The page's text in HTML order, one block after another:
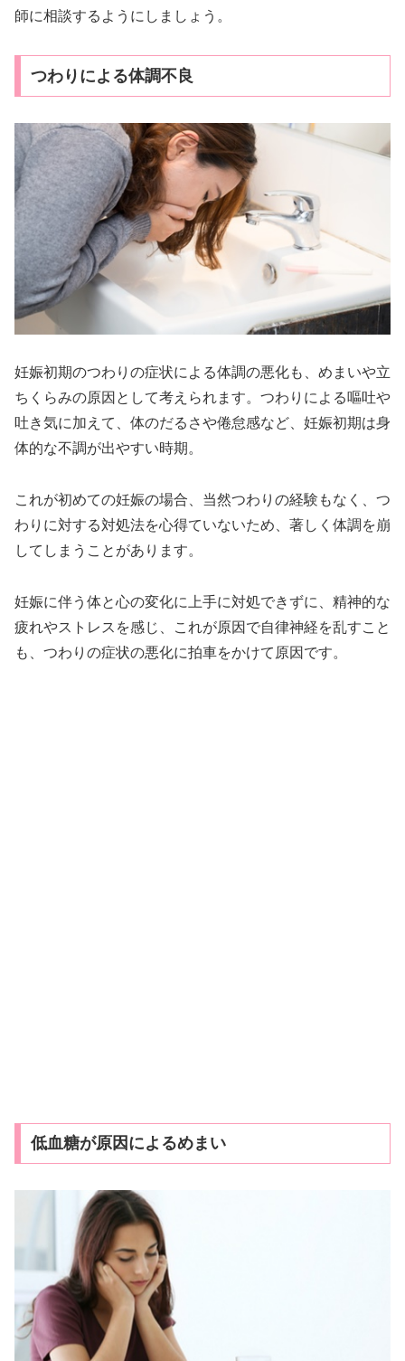
師に相談するようにしましょう。
つわりによる体調不良
妊娠初期のつわりの症状による体調の悪化も、めまいや立
ちくらみの原因として考えられます。つわりによる嘔吐や
吐き気に加えて、体のだるさや倦怠感など、妊娠初期は身
体的な不調が出やすい時期。
これが初めての妊娠の場合、当然つわりの経験もなく、つ
わりに対する対処法を心得ていないため、著しく体調を崩
してしまうことがあります。
妊娠に伴う体と心の変化に上手に対処できずに、精神的な
疲れやストレスを感じ、これが原因で自律神経を乱すこと
も、つわりの症状の悪化に拍車をかけて原因です。
低血糖が原因によるめまい